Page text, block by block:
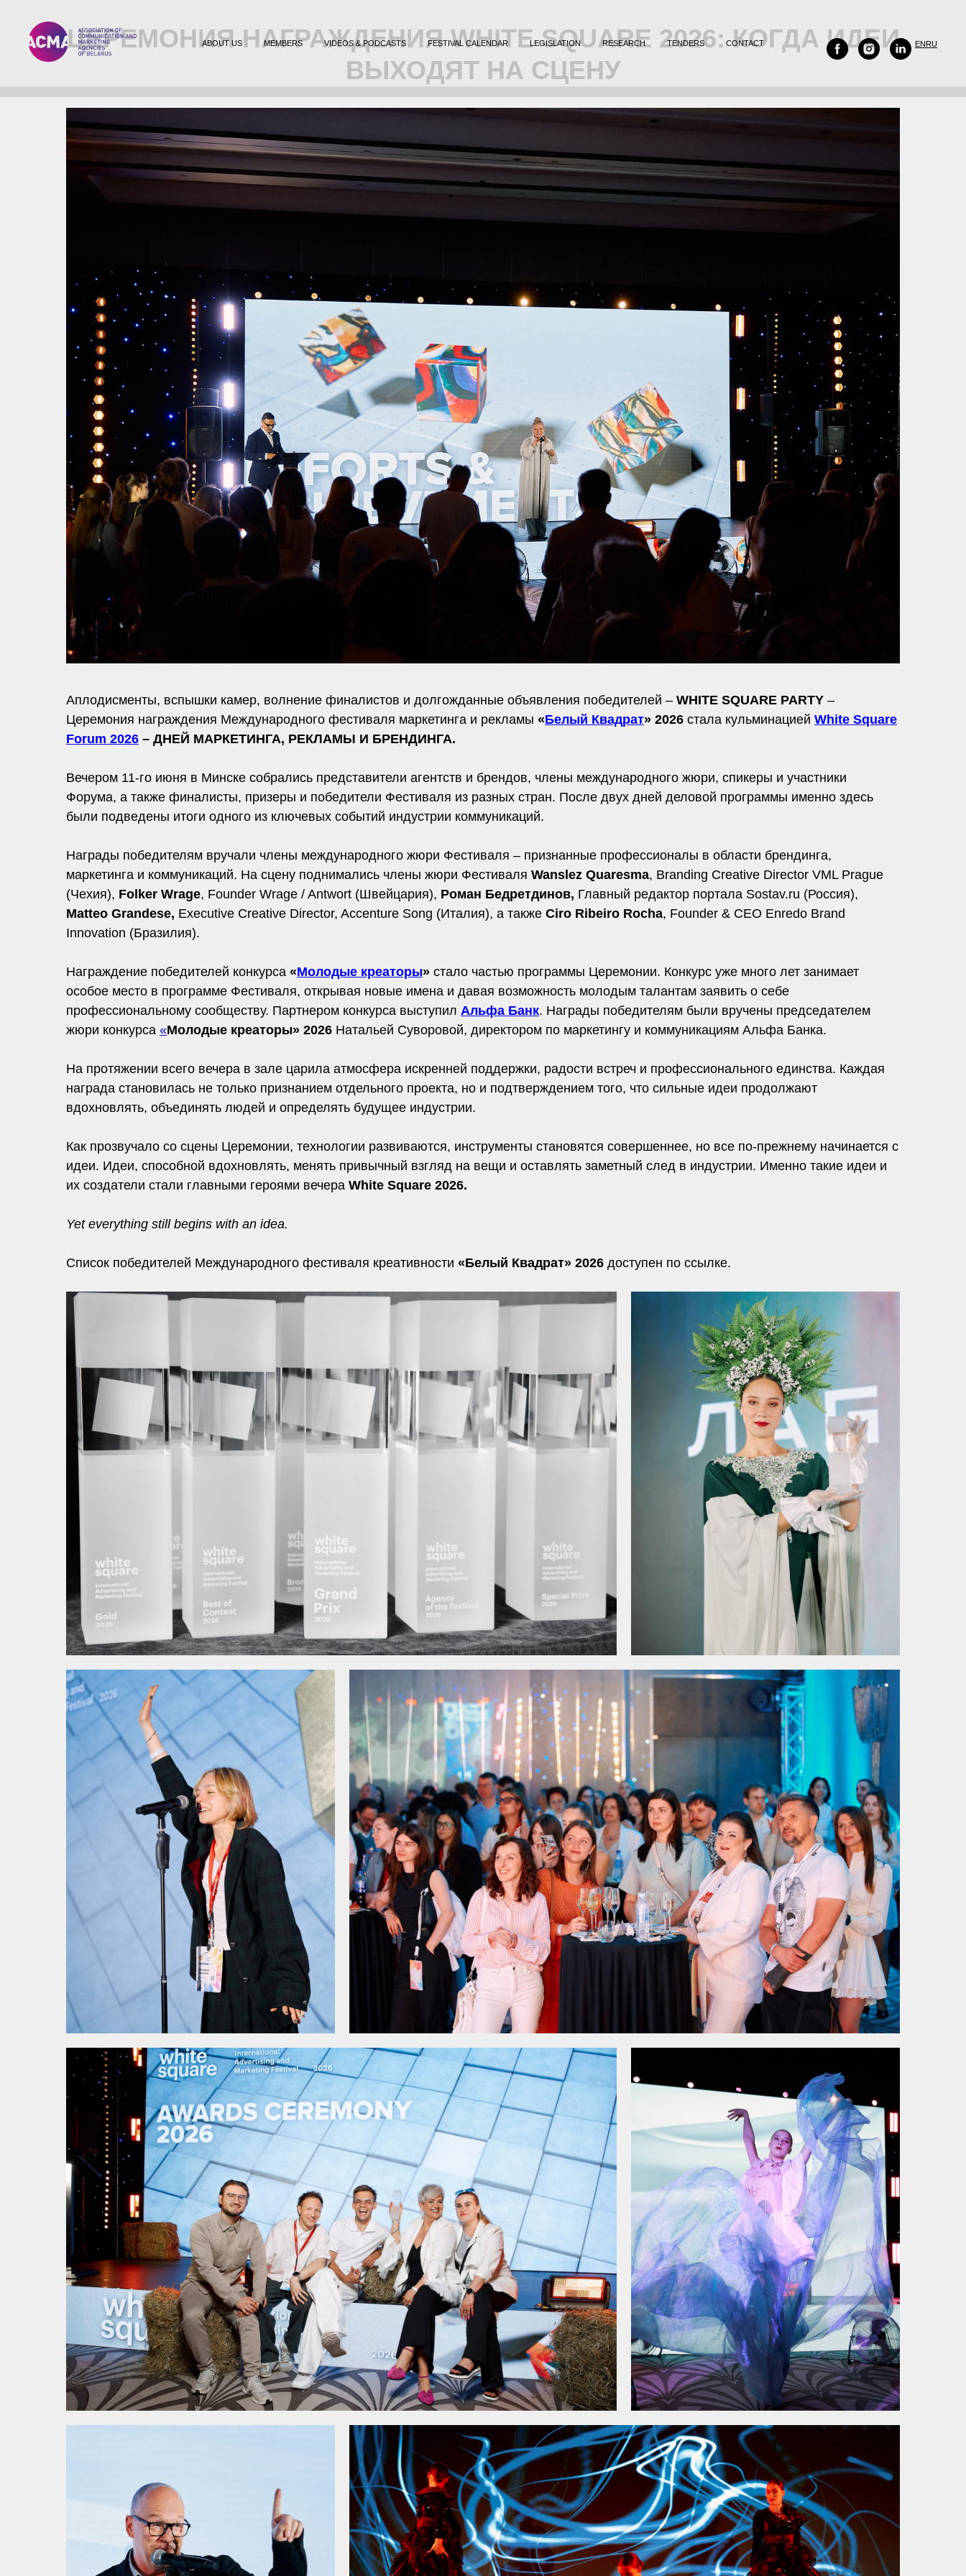
ABOUT US MEMBERS VIDEOS & PODCASTS FESTIVAL CALENDAR LEGISLATION RESEARCH TENDERS CONTACT ENRU
ЦЕРЕМОНИЯ НАГРАЖДЕНИЯ WHITE SQUARE 2026: КОГДА ИДЕИ
ВЫХОДЯТ НА СЦЕНУ
Аплодисменты, вспышки камер, волнение финалистов и долгожданные объявления победителей – WHITE SQUARE PARTY –
Церемония награждения Международного фестиваля маркетинга и рекламы «Белый Квадрат» 2026 стала кульминацией White Square
Forum 2026 – ДНЕЙ МАРКЕТИНГА, РЕКЛАМЫ И БРЕНДИНГА.
Вечером 11-го июня в Минске собрались представители агентств и брендов, члены международного жюри, спикеры и участники
Форума, а также финалисты, призеры и победители Фестиваля из разных стран. После двух дней деловой программы именно здесь
были подведены итоги одного из ключевых событий индустрии коммуникаций.
Награды победителям вручали члены международного жюри Фестиваля – признанные профессионалы в области брендинга,
маркетинга и коммуникаций. На сцену поднимались члены жюри Фестиваля Wanslez Quaresma, Branding Creative Director VML Prague
(Чехия), Folker Wrage, Founder Wrage / Antwort (Швейцария), Роман Бедретдинов, Главный редактор портала Sostav.ru (Россия),
Matteo Grandese, Executive Creative Director, Accenture Song (Италия), а также Ciro Ribeiro Rocha, Founder & CEO Enredo Brand
Innovation (Бразилия).
Награждение победителей конкурса «Молодые креаторы» стало частью программы Церемонии. Конкурс уже много лет занимает
особое место в программе Фестиваля, открывая новые имена и давая возможность молодым талантам заявить о себе
профессиональному сообществу. Партнером конкурса выступил Альфа Банк. Награды победителям были вручены председателем
жюри конкурса «Молодые креаторы» 2026 Натальей Суворовой, директором по маркетингу и коммуникациям Альфа Банка.
На протяжении всего вечера в зале царила атмосфера искренней поддержки, радости встреч и профессионального единства. Каждая
награда становилась не только признанием отдельного проекта, но и подтверждением того, что сильные идеи продолжают
вдохновлять, объединять людей и определять будущее индустрии.
Как прозвучало со сцены Церемонии, технологии развиваются, инструменты становятся совершеннее, но все по-прежнему начинается с
идеи. Идеи, способной вдохновлять, менять привычный взгляд на вещи и оставлять заметный след в индустрии. Именно такие идеи и
их создатели стали главными героями вечера White Square 2026.
Yet everything still begins with an idea.
Список победителей Международного фестиваля креативности «Белый Квадрат» 2026 доступен по ссылке.